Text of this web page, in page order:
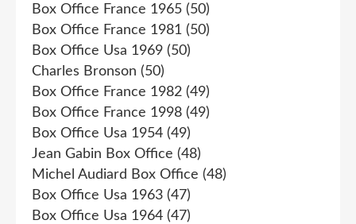
Box Office France 1965 (50)
Box Office France 1981 (50)
Box Office Usa 1969 (50)
Charles Bronson (50)
Box Office France 1982 (49)
Box Office France 1998 (49)
Box Office Usa 1954 (49)
Jean Gabin Box Office (48)
Michel Audiard Box Office (48)
Box Office Usa 1963 (47)
Box Office Usa 1964 (47)